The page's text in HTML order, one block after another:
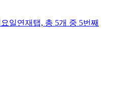
요일연재 탭, 총 5개 중 5번째